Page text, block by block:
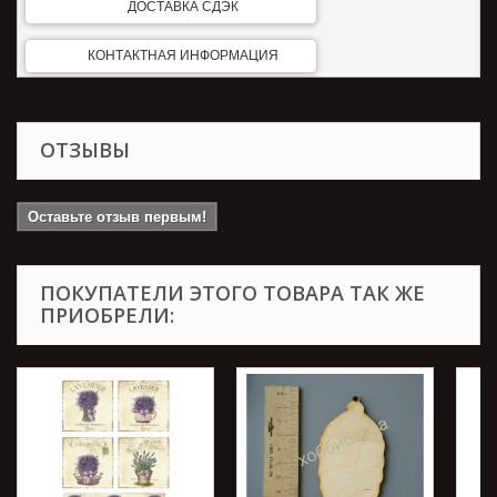
ДОСТАВКА СДЭК
КОНТАКТНАЯ ИНФОРМАЦИЯ
ОТЗЫВЫ
Оставьте отзыв первым!
ПОКУПАТЕЛИ ЭТОГО ТОВАРА ТАК ЖЕ
ПРИОБРЕЛИ: